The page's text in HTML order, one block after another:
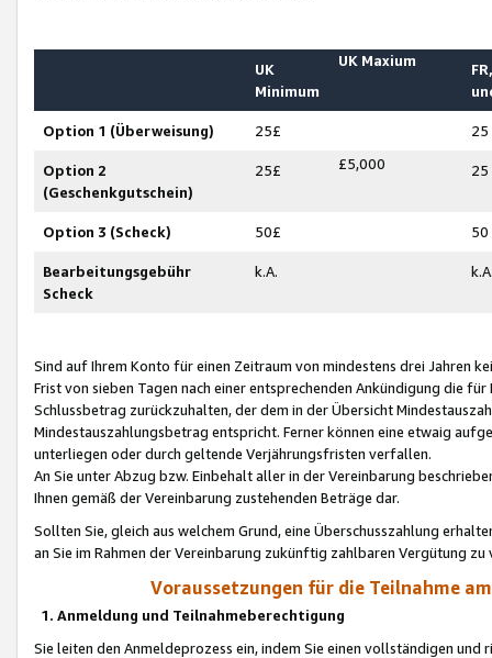
UK
Minimum
UK Maxium
Option 1 (Überweisung) 25£ 25
Option 2
(Geschenkgutschein)
25£ £5,000 25
Option 3 (Scheck) 50£ 50
Bearbeitungsgebühr
Scheck
k.A.
Sind auf Ihrem Konto für einen Zeitraum von mindestens drei Jahren
Frist von sieben Tagen nach einer entsprechenden Ankündigung die
Schlussbetrag zurückzuhalten, der dem in der Übersicht
Mindestauszahlungsbetrag entspricht. Ferner können eine etwaig
unterliegen oder durch geltende Verjährungsfristen verfallen.
An Sie unter Abzug bzw. Einbehalt aller in der Vereinbarung
Ihnen gemäß der Vereinbarung zustehenden Beträge dar.
Sollten Sie, gleich aus welchem Grund, eine Überschusszahlung
an Sie im Rahmen der Vereinbarung zukünftig zahlbaren Vergütung zu
Voraussetzungen für die Teilnahme
1. Anmeldung und Teilnahmeberechtigung
Sie leiten den Anmeldeprozess ein, indem Sie einen vollständigen